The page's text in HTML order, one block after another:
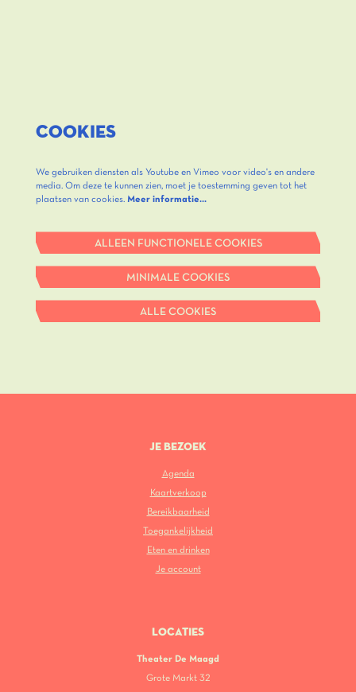
COOKIES
We gebruiken diensten als Youtube en Vimeo voor video's en andere
media. Om deze te kunnen zien, moet je toestemming geven tot het
plaatsen van cookies. Meer informatie…
ALLEEN FUNCTIONELE COOKIES
MINIMALE COOKIES
ALLE COOKIES
JE BEZOEK
Agenda
Kaartverkoop
Bereikbaarheid
Toegankelijkheid
Eten en drinken
Je account
LOCATIES
Theater De Maagd
Grote Markt 32